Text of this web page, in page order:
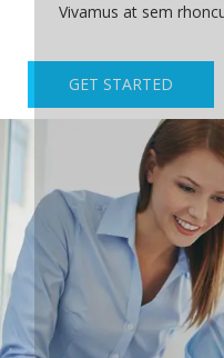
Vivamus at sem
GET STARTED